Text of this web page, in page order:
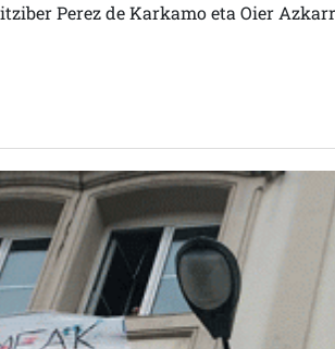
Perez de Karkamo eta Oier